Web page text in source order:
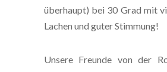
überhaupt) bei 30 Grad mit
Lachen und guter Stimmung!
Unsere Freunde von der